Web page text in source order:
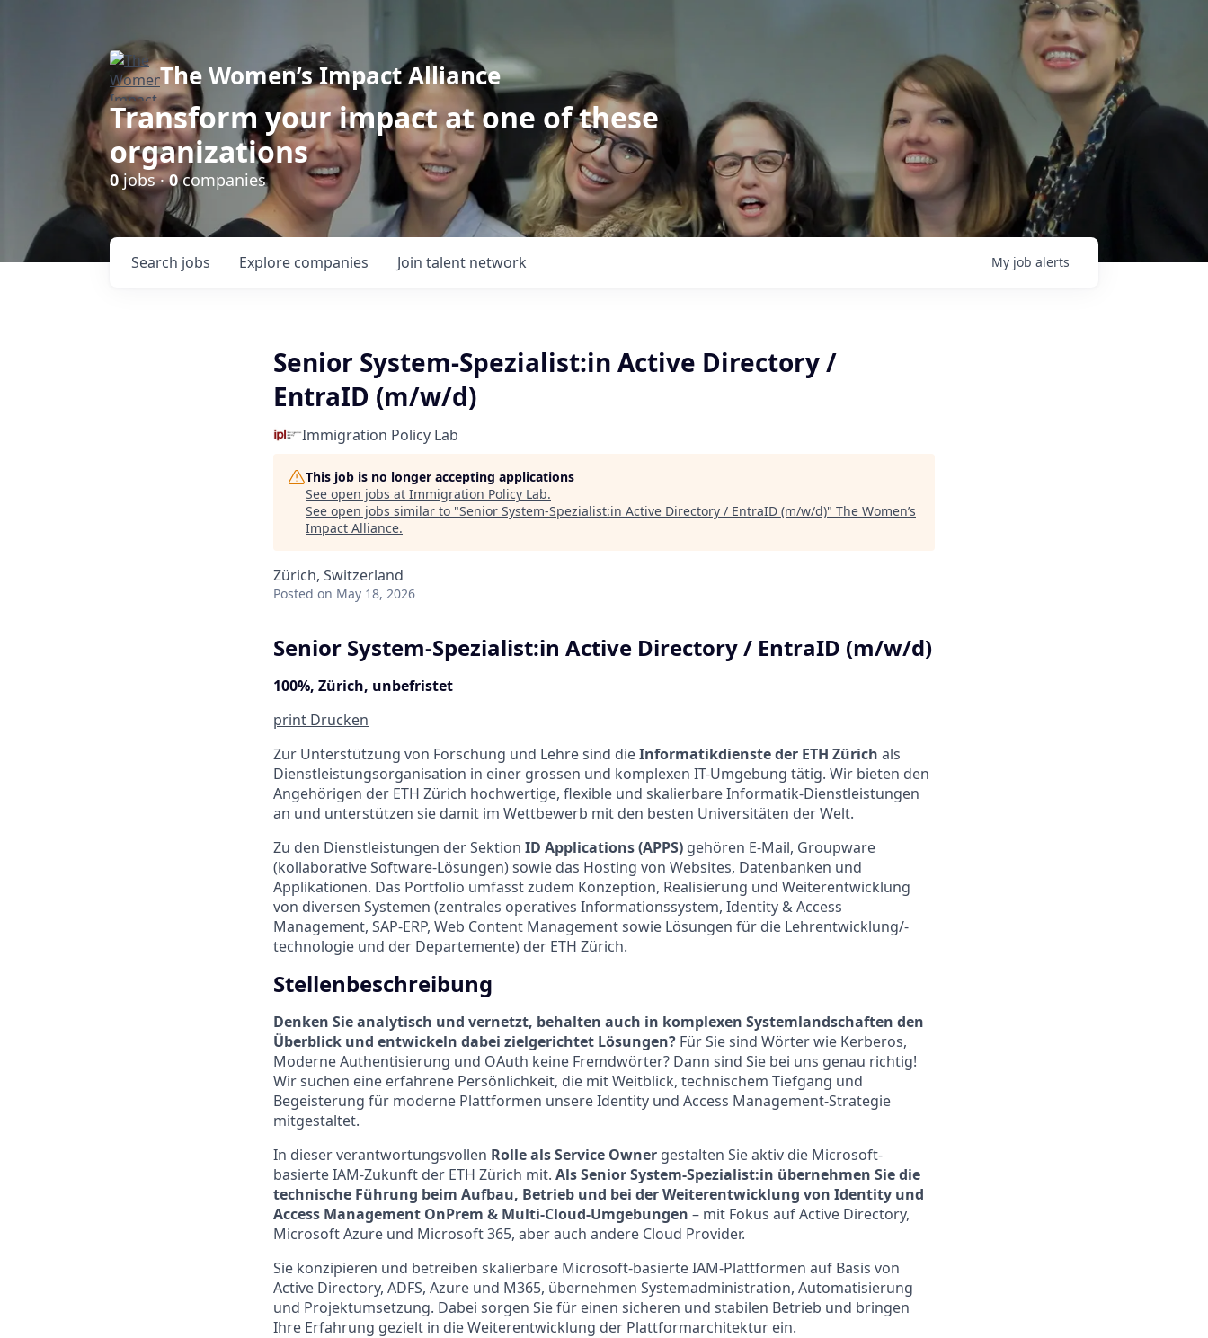
The Women’s Impact Alliance
Transform your impact at one of these
organizations
0jobs ·0companies
Search jobs Explore companies Join talent network My job alerts
Senior System-Spezialist:in Active Directory /
EntraID (m/w/d)
Immigration Policy Lab
This job is no longer accepting applications
See open jobs at Immigration Policy Lab.
See open jobs similar to "Senior System-Spezialist:in Active Directory / EntraID (m/w/d)" The Women’s
Impact Alliance.
Zürich, Switzerland
Posted on May 18, 2026
Senior System-Spezialist:in Active Directory / EntraID (m/w/d)
100%, Zürich, unbefristet
print Drucken
Zur Unterstützung von Forschung und Lehre sind dieInformatikdienste der ETH Zürich als
Dienstleistungsorganisation in einer grossen und komplexen IT-Umgebung tätig. Wir bieten den
Angehörigen der ETH Zürich hochwertige, flexible und skalierbare Informatik-Dienstleistungen
an und unterstützen sie damit im Wettbewerb mit den besten Universitäten der Welt.
Zu den Dienstleistungen der Sektion ID Applications (APPS) gehören E-Mail, Groupware
(kollaborative Software-Lösungen) sowie das Hosting von Websites, Datenbanken und
Applikationen. Das Portfolio umfasst zudem Konzeption, Realisierung und Weiterentwicklung
von diversen Systemen (zentrales operatives Informationssystem, Identity & Access
Management, SAP-ERP, Web Content Management sowie Lösungen für die Lehrentwicklung/-
technologie und der Departemente) der ETH Zürich.
Stellenbeschreibung
Denken Sie analytisch und vernetzt, behalten auch in komplexen Systemlandschaften den
Überblick und entwickeln dabei zielgerichtet Lösungen? Für Sie sind Wörter wie Kerberos,
Moderne Authentisierung und OAuth keine Fremdwörter? Dann sind Sie bei uns genau richtig!
Wir suchen eine erfahrene Persönlichkeit, die mit Weitblick, technischem Tiefgang und
Begeisterung für moderne Plattformen unsere Identity und Access Management-Strategie
mitgestaltet.
In dieser verantwortungsvollen Rolle als Service Owner gestalten Sie aktiv die Microsoft-
basierte IAM-Zukunft der ETH Zürich mit. Als Senior System-Spezialist:in übernehmen Sie die
technische Führung beim Aufbau, Betrieb und bei der Weiterentwicklung von Identity und
Access Management OnPrem & Multi-Cloud-Umgebungen – mit Fokus auf Active Directory,
Microsoft Azure und Microsoft 365, aber auch andere Cloud Provider.
Sie konzipieren und betreiben skalierbare Microsoft-basierte IAM-Plattformen auf Basis von
Active Directory, ADFS, Azure und M365, übernehmen Systemadministration, Automatisierung
und Projektumsetzung. Dabei sorgen Sie für einen sicheren und stabilen Betrieb und bringen
Ihre Erfahrung gezielt in die Weiterentwicklung der Plattformarchitektur ein.